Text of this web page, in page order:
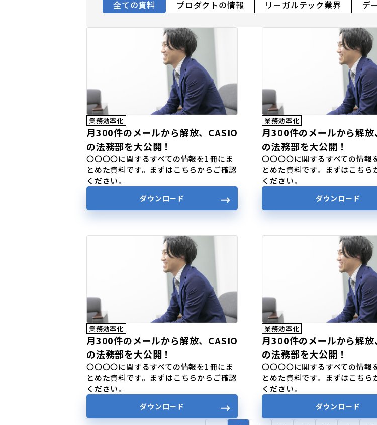
全ての資料 プロダクトの情報 リーガルテック業界 デ
業務効率化
月300件のメールから解放、CASIO
の法務部を大公開！
〇〇〇〇に関するすべての情報を1冊にま
とめた資料です。まずはこちらからご確認
ください。
ダウンロード
業務効率化
月300件のメールから解放
の法務部を大公開！
〇〇〇〇に関するすべての情報
とめた資料です。まずはこちら
ください。
ダウンロード
業務効率化
月300件のメールから解放、CASIO
の法務部を大公開！
〇〇〇〇に関するすべての情報を1冊にま
とめた資料です。まずはこちらからご確認
ください。
ダウンロード
業務効率化
月300件のメールから解放
の法務部を大公開！
〇〇〇〇に関するすべての情報
とめた資料です。まずはこちら
ください。
ダウンロード